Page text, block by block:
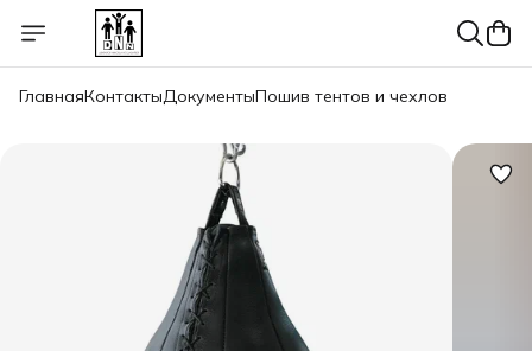
ГлавнаяКонтактыДокументыПошив тентов и чехлов